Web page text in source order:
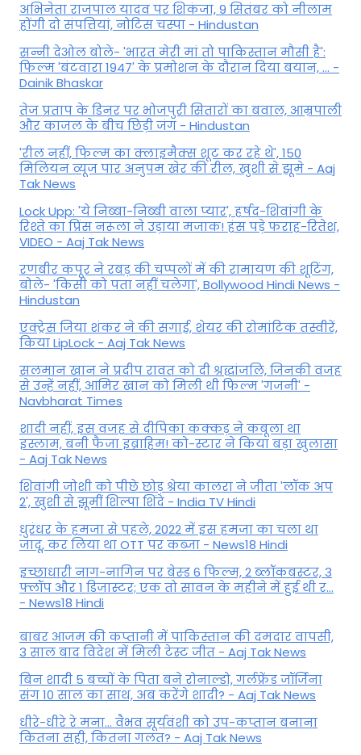
अभिनेता राजपाल यादव पर शिकंजा, 9 सितंबर को नीलाम
होंगी दो संपत्तियां, नोटिस चस्पा - Hindustan
सन्नी देओल बोले- 'भारत मेरी मां तो पाकिस्तान मौसी है':
फिल्म 'बंटवारा 1947' के प्रमोशन के दौरान दिया बयान, ... -
Dainik Bhaskar
तेज प्रताप के डिनर पर भोजपुरी सितारों का बवाल, आम्रपाली
और काजल के बीच छिड़ी जंग - Hindustan
'रील नहीं, फिल्म का क्लाइमैक्स शूट कर रहे थे', 150
मिलियन व्यूज पार अनुपम खेर की रील, खुशी से झूमे - Aaj
Tak News
Lock Upp: 'ये निब्बा-निब्बी वाला प्यार', हर्षद-शिवांगी के
रिश्ते का प्रिंस नरूला ने उड़ाया मजाक! हंस पड़े फराह-रितेश,
VIDEO - Aaj Tak News
रणबीर कपूर ने रबड़ की चप्पलों में की रामायण की शूटिंग,
बोले- 'किसी को पता नहीं चलेगा', Bollywood Hindi News -
Hindustan
एक्ट्रेस जिया शंकर ने की सगाई, शेयर की रोमांटिक तस्वीरें,
किया LipLock - Aaj Tak News
सलमान खान ने प्रदीप रावत को दी श्रद्धांजलि, जिनकी वजह
से उन्हें नहीं, आमिर खान को मिली थी फिल्म 'गजनी' -
Navbharat Times
शादी नहीं, इस वजह से दीपिका कक्कड़ ने कबूला था
इस्लाम, बनी फैजा इब्राहिम! को-स्टार ने किया बड़ा खुलासा
- Aaj Tak News
शिवांगी जोशी को पीछे छोड़ श्रेया कालरा ने जीता 'लॉक अप
2', खुशी से झूमीं शिल्पा शिंदे - India TV Hindi
धुरंधर के हमजा से पहले, 2022 में इस हमजा का चला था
जादू, कर लिया था OTT पर कब्जा - News18 Hindi
इच्छाधारी नाग-नागिन पर बेस्ड 6 फिल्म, 2 ब्लॉकबस्टर, 3
फ्लॉप और 1 डिजास्टर; एक तो सावन के महीने में हुई थी र...
- News18 Hindi
बाबर आजम की कप्तानी में पाकिस्तान की दमदार वापसी,
3 साल बाद विदेश में मिली टेस्ट जीत - Aaj Tak News
बिन शादी 5 बच्चों के पिता बने रोनाल्डो, गर्लफ्रेंड जॉर्जिना
संग 10 साल का साथ, अब करेंगे शादी? - Aaj Tak News
धीरे-धीरे रे मना… वैभव सूर्यवंशी को उप-कप्तान बनाना
कितना सही, कितना गलत? - Aaj Tak News